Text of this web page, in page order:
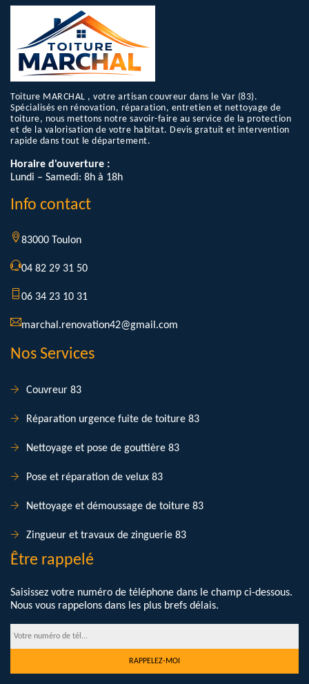
Toiture MARCHAL , votre artisan couvreur dans le Var (83).
Spécialisés en rénovation, réparation, entretien et nettoyage de
toiture, nous mettons notre savoir-faire au service de la protection
et de la valorisation de votre habitat. Devis gratuit et intervention
rapide dans tout le département.
Horaire d'ouverture :
Lundi – Samedi: 8h à 18h
Info contact
83000 Toulon
04 82 29 31 50
06 34 23 10 31
marchal.renovation42@gmail.com
Nos Services
Couvreur 83
Réparation urgence fuite de toiture 83
Nettoyage et pose de gouttière 83
Pose et réparation de velux 83
Nettoyage et démoussage de toiture 83
Zingueur et travaux de zinguerie 83
Être rappelé
Saisissez votre numéro de téléphone dans le champ ci-dessous.
Nous vous rappelons dans les plus brefs délais.